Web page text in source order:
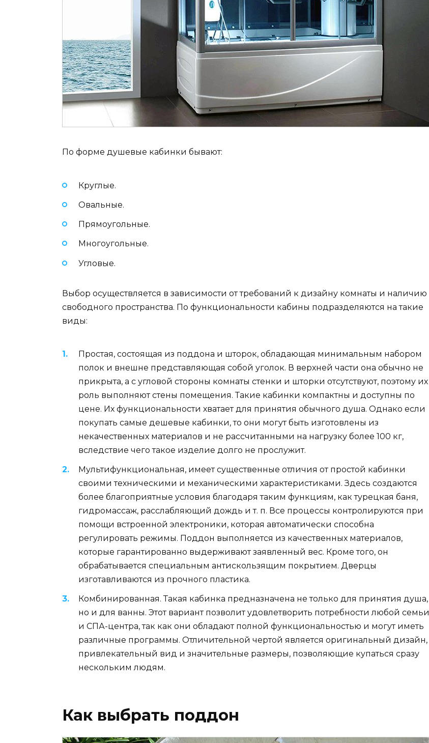
По форме душевые кабинки бывают:
Круглые.
Овальные.
Прямоугольные.
Многоугольные.
Угловые.
Выбор осуществляется в зависимости от требований к дизайну комнаты и наличию
свободного пространства. По функциональности кабины подразделяются на такие
виды:
Простая, состоящая из поддона и шторок, обладающая минимальным набором
полок и внешне представляющая собой уголок. В верхней части она обычно не
прикрыта, а с угловой стороны комнаты стенки и шторки отсутствуют, поэтому их
роль выполняют стены помещения. Такие кабинки компактны и доступны по
цене. Их функциональности хватает для принятия обычного душа. Однако если
покупать самые дешевые кабинки, то они могут быть изготовлены из
некачественных материалов и не рассчитанными на нагрузку более 100 кг,
вследствие чего такое изделие долго не прослужит.
Мультифункциональная, имеет существенные отличия от простой кабинки
своими техническими и механическими характеристиками. Здесь создаются
более благоприятные условия благодаря таким функциям, как турецкая баня,
гидромассаж, расслабляющий дождь и т. п. Все процессы контролируются при
помощи встроенной электроники, которая автоматически способна
регулировать режимы. Поддон выполняется из качественных материалов,
которые гарантированно выдерживают заявленный вес. Кроме того, он
обрабатывается специальным антискользящим покрытием. Дверцы
изготавливаются из прочного пластика.
Комбинированная. Такая кабинка предназначена не только для принятия душа,
но и для ванны. Этот вариант позволит удовлетворить потребности любой семьи
и СПА-центра, так как они обладают полной функциональностью и могут иметь
различные программы. Отличительной чертой является оригинальный дизайн,
привлекательный вид и значительные размеры, позволяющие купаться сразу
нескольким людям.
Как выбрать поддон